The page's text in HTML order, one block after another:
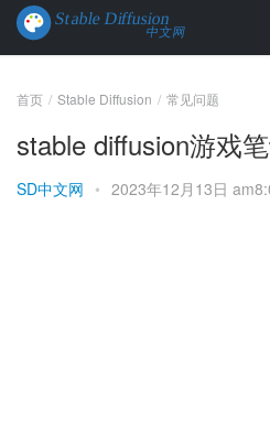
首页 Stable Diffusion 常见问题
stable diffusion游戏
SD中文网 • 2023年12月13日